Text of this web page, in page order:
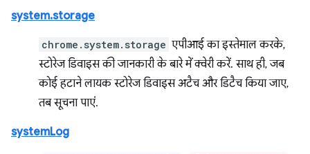
system.storage
chrome.system.storage एपीआई का इस्तेमाल करके,
स्टोरेज डिवाइस की जानकारी के बारे में क्वेरी करें. साथ ही, जब
कोई हटाने लायक स्टोरेज डिवाइस अटैच और डिटैच किया जाए,
तब सूचना पाएं.
systemLog